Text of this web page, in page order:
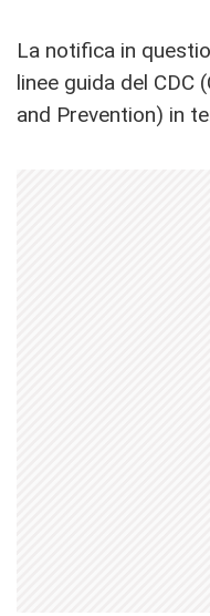
La notifica in
linee guida del CDC
and Prevention) in